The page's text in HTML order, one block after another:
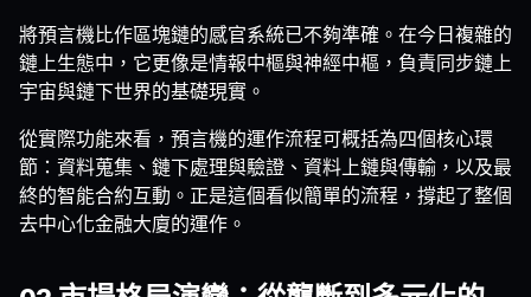
將預言機比作區塊鏈的感官系統已不夠準確。在今日複雜的
鏈上生態中，它更像是情報中樞與神經中樞，負責同步鏈上
宇宙與鏈下世界的基礎現實。
從實際功能來看，預言機的運作流程可概括為四個核心環
節：資料蒐集、鏈下處理與驗證、資料上鏈與傳輸，以及最
終的智能合約互動。正是這個看似簡單的流程，撐起了整個
去中心化金融大廈的運作。